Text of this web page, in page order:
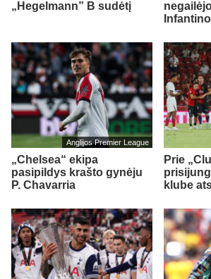
„Hegelmann” B sudėtį
Infantino
Anglijos Premier League
„Chelsea“ ekipa
pasipildys krašto gynėju
P. Chavarria
Prie
klube